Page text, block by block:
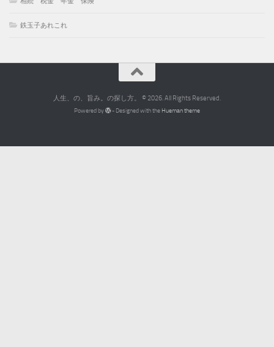
鉄玉子あれこれ
人生、の、旨み。の探し方。 © 2026. All Rights Reserved.
Powered by - Designed with the Hueman theme